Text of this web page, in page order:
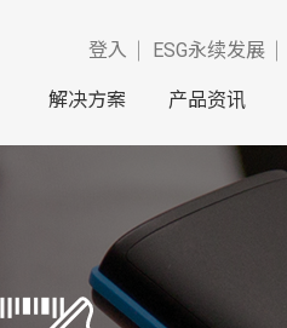
登入 ESG永续发展
解决方案 产品资讯